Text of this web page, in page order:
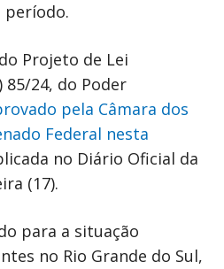
período.
Projeto de Lei
85/24, do Poder
pela Câmara dos
Federal nesta
no Diário Oficial da
(17).
para a situação
no Rio Grande do Sul,